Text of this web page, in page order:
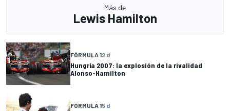
Más de
Lewis Hamilton
FÓRMULA 12 d
Hungría 2007: la explosión de la rivalidad
Alonso-Hamilton
FÓRMULA 15 d